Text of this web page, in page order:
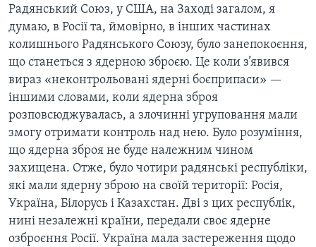
Радянський Союз, у США, на Заході загалом, я
думаю, в Росії та, ймовірно, в інших частинах
колишнього Радянського Союзу, було занепокоєння,
що станеться з ядерною зброєю. Це коли з’явився
вираз «неконтрольовані ядерні боєприпаси» —
іншими словами, коли ядерна зброя
розповсюджувалась, а злочинні угруповання мали
змогу отримати контроль над нею. Було розуміння,
що ядерна зброя не буде належним чином
захищена. Отже, було чотири радянські республіки,
які мали ядерну зброю на своїй території: Росія,
Україна, Білорусь і Казахстан. Дві з цих республік,
нині незалежні країни, передали своє ядерне
озброєння Росії. Україна мала застереження щодо